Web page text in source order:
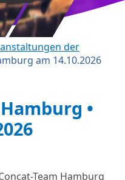
der
am 14.10.2026
•
Team Hamburg